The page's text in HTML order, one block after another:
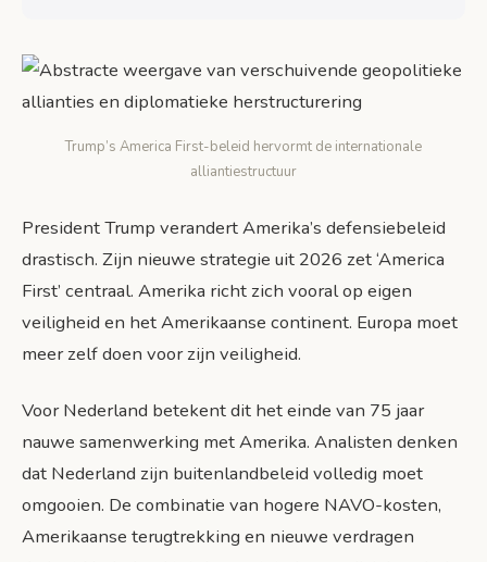
Trump’s America First-beleid hervormt de internationale
alliantiestructuur
President Trump verandert Amerika’s defensiebeleid
drastisch. Zijn nieuwe strategie uit 2026 zet ‘America
First’ centraal. Amerika richt zich vooral op eigen
veiligheid en het Amerikaanse continent. Europa moet
meer zelf doen voor zijn veiligheid.
Voor Nederland betekent dit het einde van 75 jaar
nauwe samenwerking met Amerika. Analisten denken
dat Nederland zijn buitenlandbeleid volledig moet
omgooien. De combinatie van hogere NAVO-kosten,
Amerikaanse terugtrekking en nieuwe verdragen